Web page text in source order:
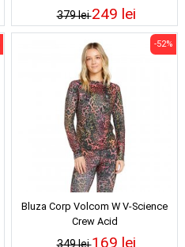
24/25
379 lei249 lei
Bluza Corp Volcom W V-Science
Crew Acid
349 lei
-52%
169 lei